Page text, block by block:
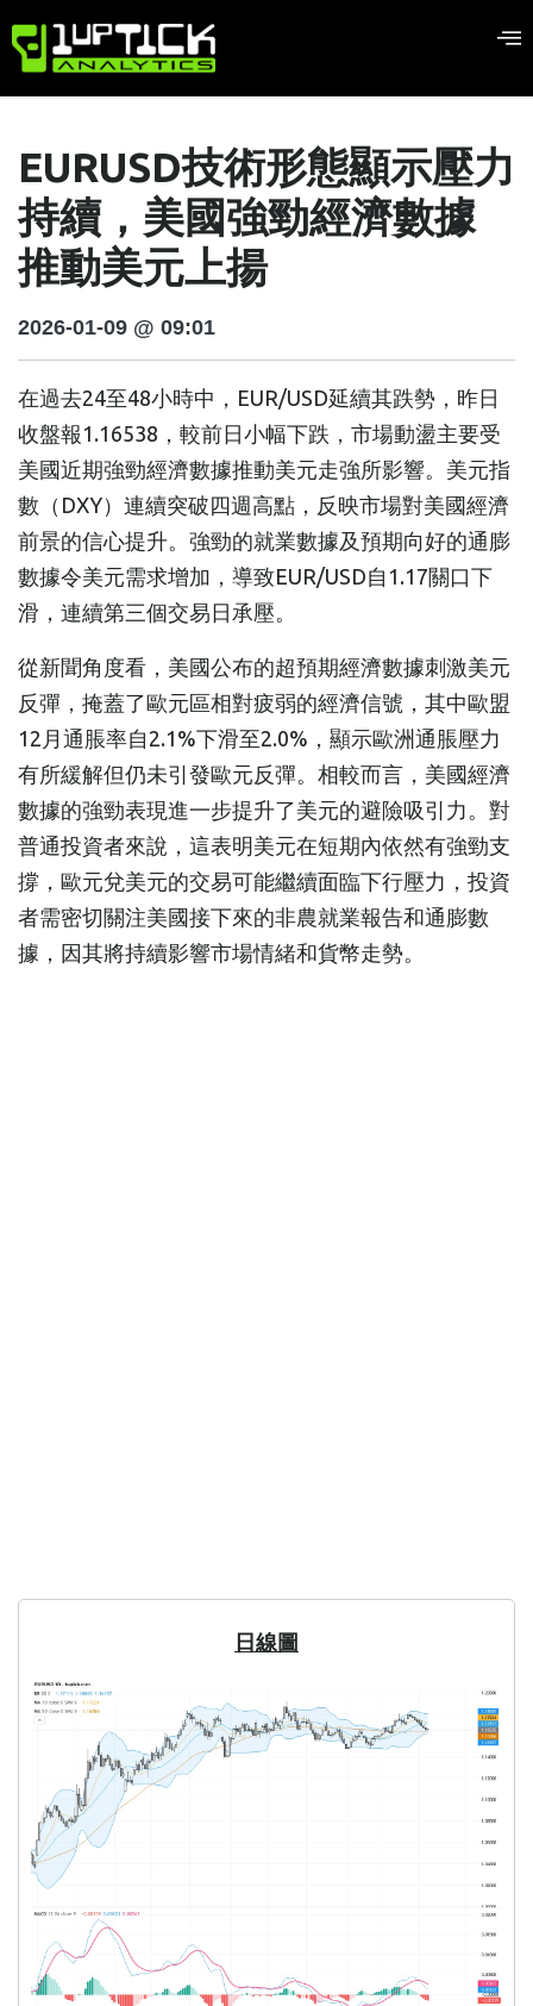
EURUSD技術形態顯示壓力
持續，美國強勁經濟數據
推動美元上揚
2026-01-09 @ 09:01
在過去24至48小時中，EUR/USD延續其跌勢，昨日
收盤報1.16538，較前日小幅下跌，市場動盪主要受
美國近期強勁經濟數據推動美元走強所影響。美元指
數（DXY）連續突破四週高點，反映市場對美國經濟
前景的信心提升。強勁的就業數據及預期向好的通膨
數據令美元需求增加，導致EUR/USD自1.17關口下
滑，連續第三個交易日承壓。
從新聞角度看，美國公布的超預期經濟數據刺激美元
反彈，掩蓋了歐元區相對疲弱的經濟信號，其中歐盟
12月通脹率自2.1%下滑至2.0%，顯示歐洲通脹壓力
有所緩解但仍未引發歐元反彈。相較而言，美國經濟
數據的強勁表現進一步提升了美元的避險吸引力。對
普通投資者來說，這表明美元在短期內依然有強勁支
撐，歐元兌美元的交易可能繼續面臨下行壓力，投資
者需密切關注美國接下來的非農就業報告和通膨數
據，因其將持續影響市場情緒和貨幣走勢。
日線圖